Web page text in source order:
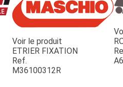
VERTS
Voir le produit
ETRIER FIXATION
Ref.
M36100312R